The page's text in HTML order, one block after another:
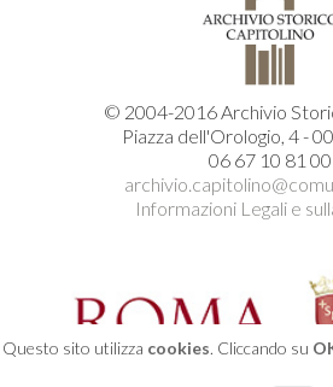
© 2004-2016 Archivio
Piazza dell'Orologio, 4 -
06 67 10 81 00
Informazioni Legali e
Questo sito utilizza cookies. Cliccando su